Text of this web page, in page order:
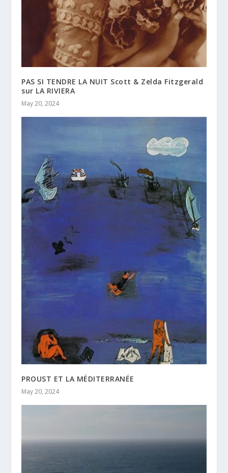
PAS SI TENDRE LA NUIT Scott & Zelda Fitzgerald
sur LA RIVIERA
May 20, 2024
PROUST ET LA MÉDITERRANÉE
May 20, 2024